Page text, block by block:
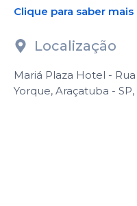
Clique para saber mais
Localização
Mariá Plaza Hotel -
Yorque, Araçatuba - SP,